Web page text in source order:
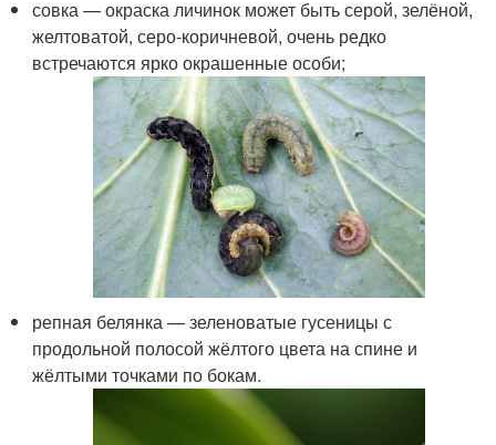
совка — окраска личинок может быть серой, зелёной,
желтоватой, серо-коричневой, очень редко
встречаются ярко окрашенные особи;
репная белянка — зеленоватые гусеницы с
продольной полосой жёлтого цвета на спине и
жёлтыми точками по бокам.